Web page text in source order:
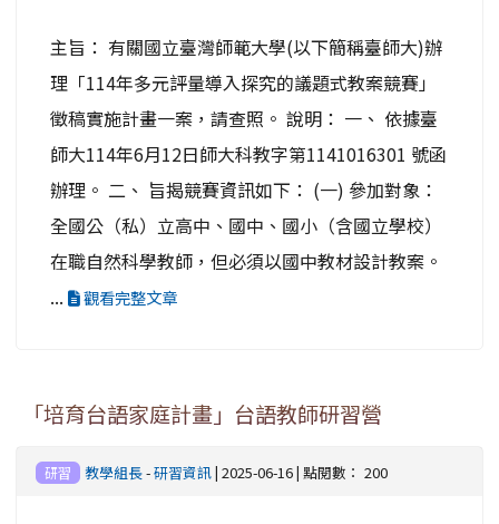
主旨： 有關國立臺灣師範大學(以下簡稱臺師大)辦
理「114年多元評量導入探究的議題式教案競賽」
徵稿實施計畫一案，請查照。 說明： 一、 依據臺
師大114年6月12日師大科教字第1141016301 號函
辦理。 二、 旨揭競賽資訊如下： (一) 參加對象：
全國公（私）立高中、國中、國小（含國立學校）
在職自然科學教師，但必須以國中教材設計教案。
...
觀看完整文章
「培育台語家庭計畫」台語教師研習營
研習 教學組長-研習資訊| 2025-06-16 | 點閱數： 200